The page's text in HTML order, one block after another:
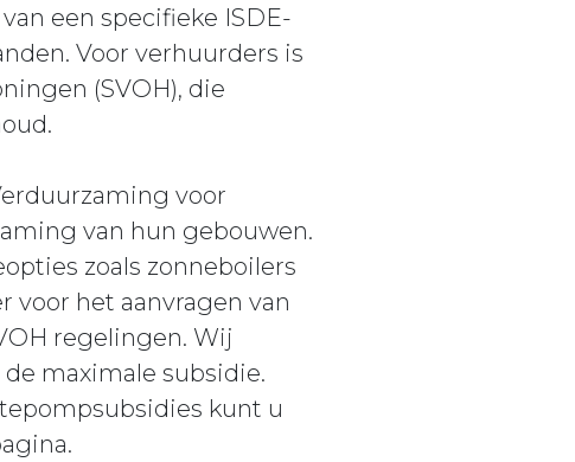
een specifieke ISDE-
Voor verhuurders is
(SVOH), die
voor
van hun gebouwen.
zoals zonneboilers
voor het aanvragen van
regelingen. Wij
maximale subsidie.
kunt u